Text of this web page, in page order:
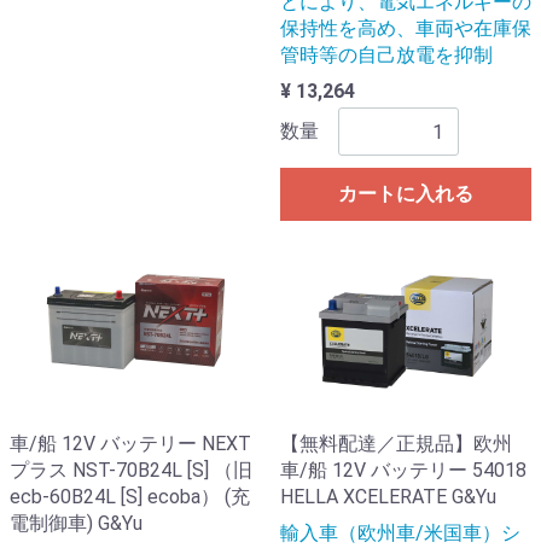
保持性を高め、車両や在庫保
管時等の自己放電を抑制
¥ 13,264
数量
カートに入れる
車/船 12V バッテリー NEXT
プラス NST-70B24L [S] （旧
ecb-60B24L [S] ecoba） (充
電制御車) G&Yu
【無料配達／正規品】欧州
車/船 12V バッテリー 54018
HELLA XCELERATE G&Yu
輸入車（欧州車/米国車）シ